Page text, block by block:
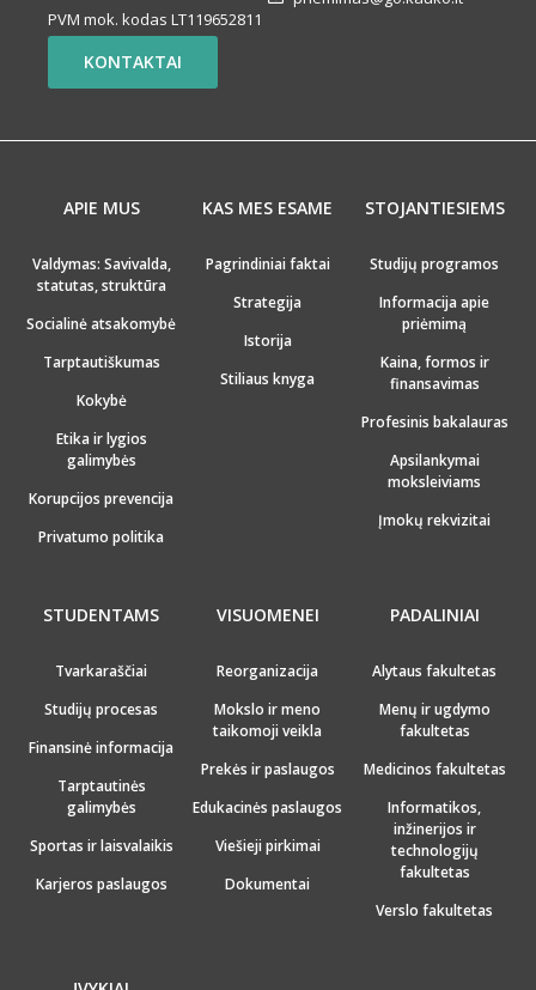
PVM mok. kodas LT119652811
KONTAKTAI
APIE MUS
Valdymas: Savivalda,
statutas, struktūra
Socialinė atsakomybė
Tarptautiškumas
Kokybė
Etika ir lygios
galimybės
Korupcijos prevencija
Privatumo politika
KAS MES ESAME
Pagrindiniai faktai
Strategija
Istorija
Stiliaus knyga
STOJANTIESIEMS
Studijų programos
Informacija apie
priėmimą
Kaina, formos ir
finansavimas
Profesinis bakalauras
Apsilankymai
moksleiviams
Įmokų rekvizitai
STUDENTAMS
Tvarkaraščiai
Studijų procesas
Finansinė informacija
Tarptautinės
galimybės
Sportas ir laisvalaikis
Karjeros paslaugos
VISUOMENEI
Reorganizacija
Mokslo ir meno
taikomoji veikla
Prekės ir paslaugos
Edukacinės paslaugos
Viešieji pirkimai
Dokumentai
PADALINIAI
Alytaus fakultetas
Menų ir ugdymo
fakultetas
Medicinos fakultetas
Informatikos,
inžinerijos ir
technologijų
fakultetas
Verslo fakultetas